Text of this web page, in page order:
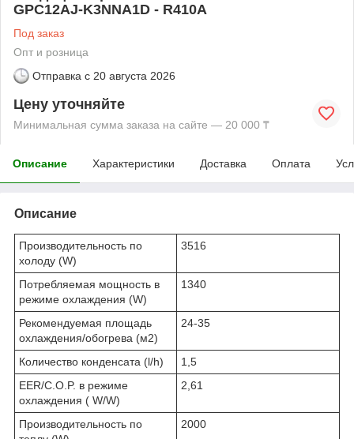
GPC12AJ-K3NNA1D - R410A
Под заказ
Опт и розница
Отправка с 20 августа 2026
Цену уточняйте
Минимальная сумма заказа на сайте — 20 000 ₸
Описание Характеристики Доставка Оплата
Описание
Производительность по
холоду (W)
3516
Потребляемая мощность в
режиме охлаждения (W)
1340
Рекомендуемая площадь
охлаждения/обогрева (м2)
24-35
Количество конденсата (l/h)
1,5
EER/C.O.P. в режиме
охлаждения ( W/W)
2,61
Производительность по
2000